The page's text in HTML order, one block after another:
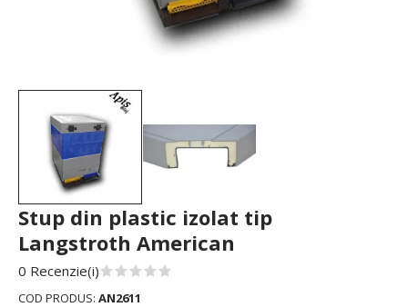
Stup din plastic izolat tip
Langstroth American
0 Recenzie(i)
COD PRODUS: AN2611